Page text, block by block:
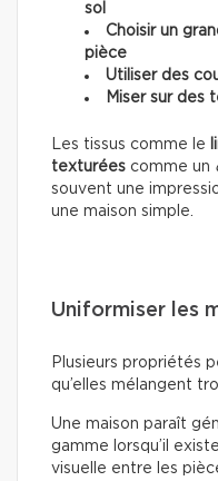
sol
Choisir un
pièce
Utiliser des
Miser sur des
Les tissus comme le
texturées comme un
souvent une
une maison simple.
Uniformiser les
Plusieurs propriétés
qu’elles mélangent
Une maison paraît
gamme lorsqu’il
visuelle entre les